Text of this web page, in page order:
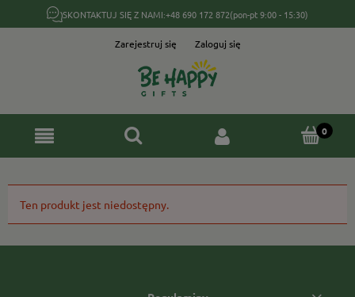
SKONTAKTUJ SIĘ Z NAMI:+48 690 172 872(pon-pt 9:00 - 15:30)
Zarejestruj się Zaloguj się
Ten produkt jest niedostępny.